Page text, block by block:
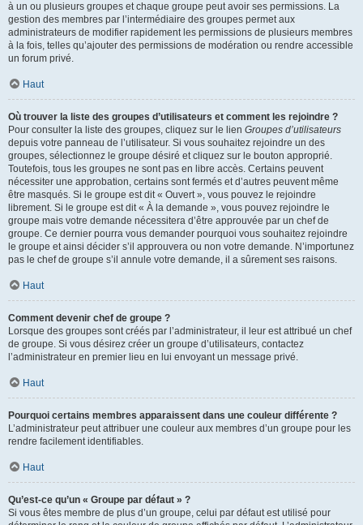
à un ou plusieurs groupes et chaque groupe peut avoir ses permissions. La
gestion des membres par l’intermédiaire des groupes permet aux
administrateurs de modifier rapidement les permissions de plusieurs membres
à la fois, telles qu’ajouter des permissions de modération ou rendre accessible
un forum privé.
Haut
Où trouver la liste des groupes d’utilisateurs et comment les rejoindre ?
Pour consulter la liste des groupes, cliquez sur le lien Groupes d’utilisateurs
depuis votre panneau de l’utilisateur. Si vous souhaitez rejoindre un des
groupes, sélectionnez le groupe désiré et cliquez sur le bouton approprié.
Toutefois, tous les groupes ne sont pas en libre accès. Certains peuvent
nécessiter une approbation, certains sont fermés et d’autres peuvent même
être masqués. Si le groupe est dit « Ouvert », vous pouvez le rejoindre
librement. Si le groupe est dit « À la demande », vous pouvez rejoindre le
groupe mais votre demande nécessitera d’être approuvée par un chef de
groupe. Ce dernier pourra vous demander pourquoi vous souhaitez rejoindre
le groupe et ainsi décider s’il approuvera ou non votre demande. N’importunez
pas le chef de groupe s’il annule votre demande, il a sûrement ses raisons.
Haut
Comment devenir chef de groupe ?
Lorsque des groupes sont créés par l’administrateur, il leur est attribué un chef
de groupe. Si vous désirez créer un groupe d’utilisateurs, contactez
l’administrateur en premier lieu en lui envoyant un message privé.
Haut
Pourquoi certains membres apparaissent dans une couleur différente ?
L’administrateur peut attribuer une couleur aux membres d’un groupe pour les
rendre facilement identifiables.
Haut
Qu’est-ce qu’un « Groupe par défaut » ?
Si vous êtes membre de plus d’un groupe, celui par défaut est utilisé pour